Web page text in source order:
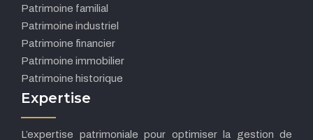
Patrimoine familial
Patrimoine industriel
Patrimoine financier
Patrimoine immobilier
Patrimoine historique
Expertise
L’expertise patrimoniale pour optimiser la gestion de